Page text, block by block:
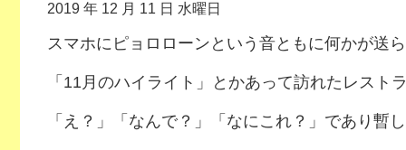
2019 年 12 月 11 日 水曜日
スマホにピョロローンという音ともに何かが送
「11月のハイライト」とかあって訪れたレスト
「え？」「なんで？」「なにこれ？」であり暫